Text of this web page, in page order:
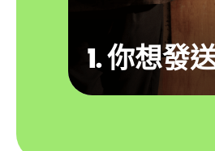
1. 你想發